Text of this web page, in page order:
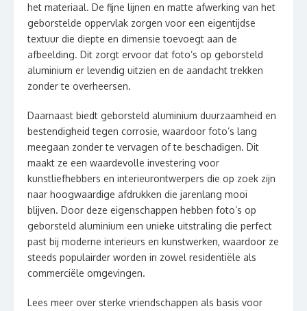
het materiaal. De fijne lijnen en matte afwerking van het
geborstelde oppervlak zorgen voor een eigentijdse
textuur die diepte en dimensie toevoegt aan de
afbeelding. Dit zorgt ervoor dat foto’s op geborsteld
aluminium er levendig uitzien en de aandacht trekken
zonder te overheersen.
Daarnaast biedt geborsteld aluminium duurzaamheid en
bestendigheid tegen corrosie, waardoor foto’s lang
meegaan zonder te vervagen of te beschadigen. Dit
maakt ze een waardevolle investering voor
kunstliefhebbers en interieurontwerpers die op zoek zijn
naar hoogwaardige afdrukken die jarenlang mooi
blijven. Door deze eigenschappen hebben foto’s op
geborsteld aluminium een unieke uitstraling die perfect
past bij moderne interieurs en kunstwerken, waardoor ze
steeds populairder worden in zowel residentiële als
commerciële omgevingen.
Lees meer over sterke vriendschappen als basis voor